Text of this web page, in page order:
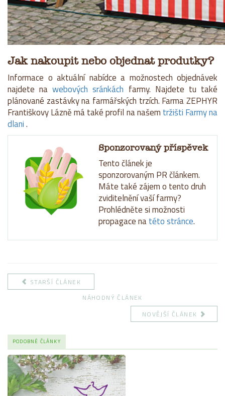
Jak nakoupit nebo objednat produtky?
Informace o aktuální nabídce a možnostech objednávek
najdete nawebových sránkách farmy. Najdete tu také
plánované zastávky na farmářských trzích. Farma ZEPHYR
Františkovy Lázně má také profil na našem tržišti Farmy na
dlani.
Sponzorovaný příspěvek
Tento článek je
sponzorovaným PR článkem.
Máte také zájem o tento druh
zviditelnění vaší farmy?
Prohlédněte si možnosti
propagace natéto stránce.
STARŠÍ ČLÁNEK
NÁHODNÝ ČLÁNEK
NOVĚJŠÍ ČLÁNEK
PODOBNÉ ČLÁNKY